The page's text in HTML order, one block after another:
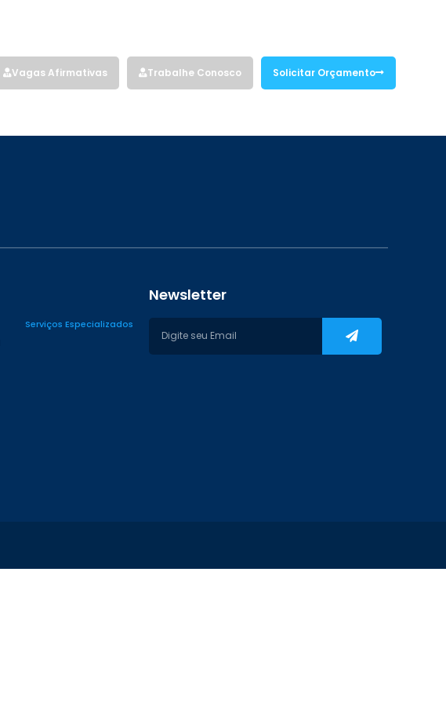
Vagas Afirmativas Trabalhe Conosco Solicitar Orçamento
Serviços Especializados
Newsletter